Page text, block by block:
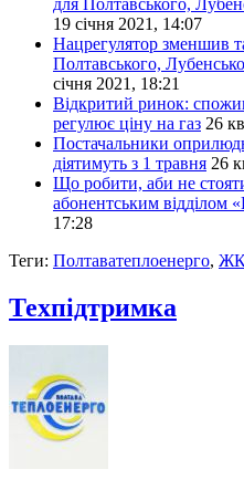
для Полтавського,
19 січня 2021, 14:07
Нацрегулятор зменшив
Полтавського,
січня 2021, 18:21
Відкритий ринок:
регулює ціну на газ 26
Постачальники
діятимуть з 1 травня 26
Що робити, аби не
абонентським відділом
17:28
Теги: Полтаватеплоенерго,
Техпідтримка